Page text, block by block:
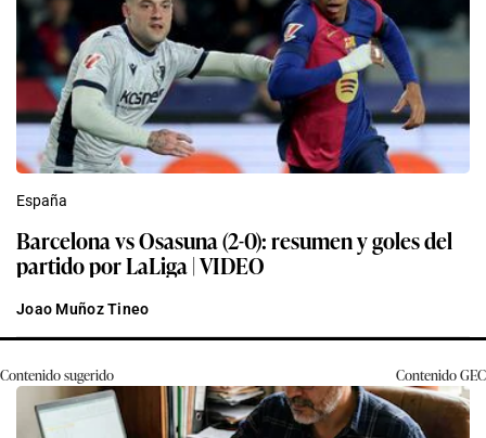
España
Barcelona vs Osasuna (2-0): resumen y goles del
partido por LaLiga | VIDEO
Joao Muñoz Tineo
Contenido sugerido ContenidoGEC